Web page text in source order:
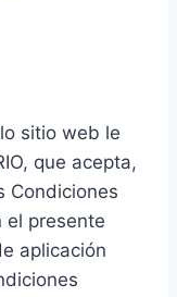
sitio web le
que acepta,
Condiciones
el presente
aplicación